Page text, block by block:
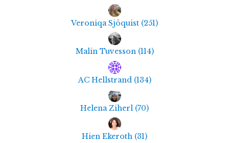
Veroniqa Sjöquist (251)
Malin Tuvesson (114)
AC Hellstrand (134)
Helena Ziherl (70)
Hien Ekeroth (31)